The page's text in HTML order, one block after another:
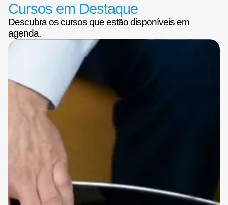
Cursos em Destaque
Descubra os cursos que estão disponíveis em
agenda.